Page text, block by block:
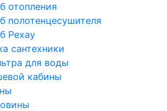
отопления
полотенцесушителя
Рехау
сантехники
для воды
кабины